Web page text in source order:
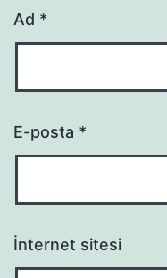
Ad *
E-posta *
İnternet sitesi